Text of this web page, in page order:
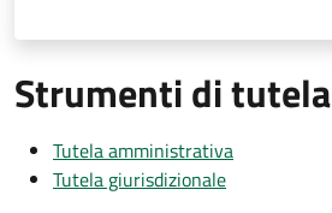
Strumenti di tutela
Tutela amministrativa
Tutela giurisdizionale